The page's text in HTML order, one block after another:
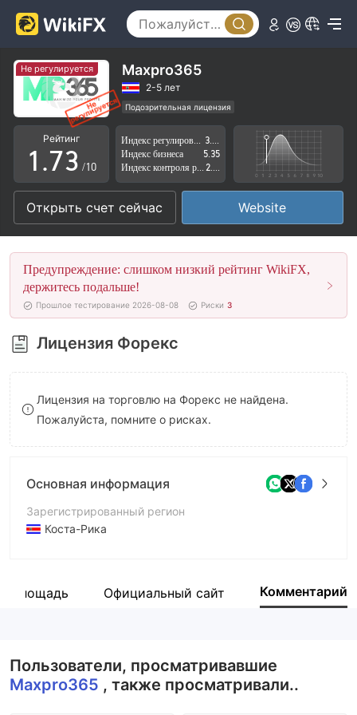
Не регулируется Maxpro365
2-5 лет
Подозрительная лицензия
Регион деятельности подозрителен
Высокие потенциальные риски
Рейтинг
0
1
2
3
4
5
6
7
8
9
.
3
4
5
6
7
8
9
0
1
2
3
4
5
6
7
8
9
/10
Индекс бизнеса
5.35
Открыть счет сейчас Website
Предупреждение: слишком низкий рейтинг WikiFX,
держитесь подальше!
Прошлое тестирование 2026-08-08 Риски 3
Лицензия Форекс
Лицензия на торговлю на Форекс не найдена.
Пожалуйста, помните о рисках.
Основная информация
Зарегистрированный регион
Коста-Рика
Компания
площадь Официальный сайт Комментарий
Пользователи, просматривавшие
Maxpro365 , также просматривали..